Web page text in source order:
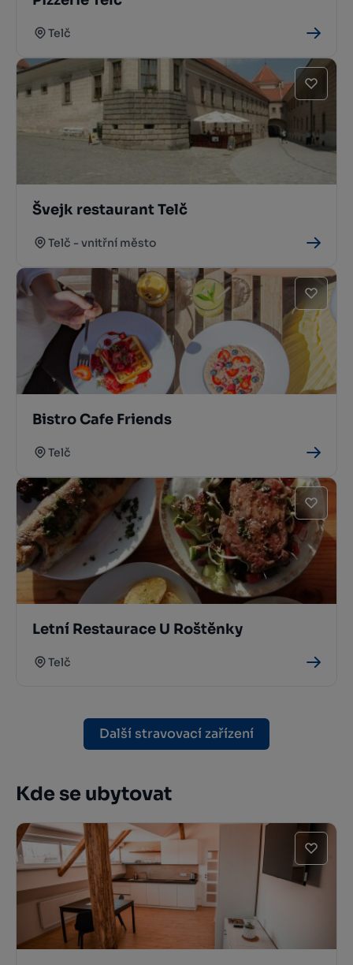
Telč
Švejk restaurant Telč
Telč - vnitřní město
Bistro Cafe Friends
Telč
Letní Restaurace U Roštěnky
Telč
Další stravovací zařízení
Kde se ubytovat